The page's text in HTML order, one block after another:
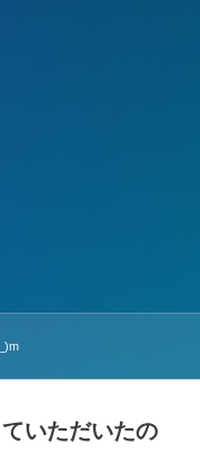
いただいたの